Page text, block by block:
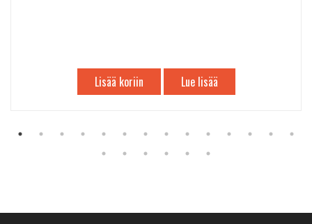
Lisää koriin Lue lisää